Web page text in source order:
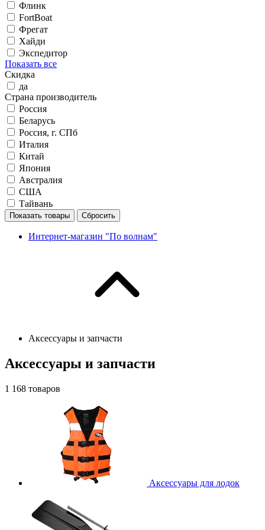
Флинк
FortBoat
Фрегат
Хайди
Экспедитор
Показать все
Скидка
да
Страна производитель
Россия
Беларусь
Россия, г. СПб
Италия
Китай
Япония
Австралия
США
Тайвань
Показать товары Сбросить
Интернет-магазин "По волнам"
Аксессуары и запчасти
Аксессуары и запчасти
1 168 товаров
Аксессуары для лодок